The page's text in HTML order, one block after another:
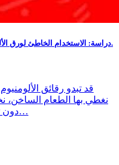
دراسة: الاستخدام الخاطئ لورق الألومنيوم قد يضر الكلى والعظام والجهاز العصبي.
قد تبدو رقائق
نغطي بها الطعام الساخن،
دون تفكير طويل. لكن ما لا يدركه الكثيرون…